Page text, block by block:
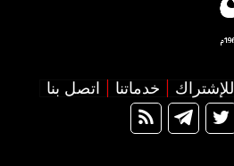
للإشتراك خدماتنا اتصل بنا